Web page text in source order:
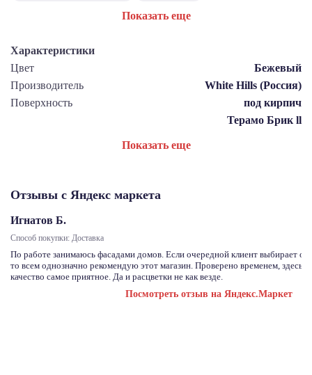
Показать еще
Характеристики
Цвет
Бежевый
Производитель
White Hills (Россия)
Поверхность
под кирпич
Терамо Брик ll
Показать еще
Отзывы с Яндекс маркета
Игнатов Б.
Способ покупки: Доставка
По работе занимаюсь фасадами домов. Если очередной клиент выбирает
то всем однозначно рекомендую этот магазин. Проверено временем, здесь
качество самое приятное. Да и расцветки не как везде.
Посмотреть отзыв на Яндекс.Маркет